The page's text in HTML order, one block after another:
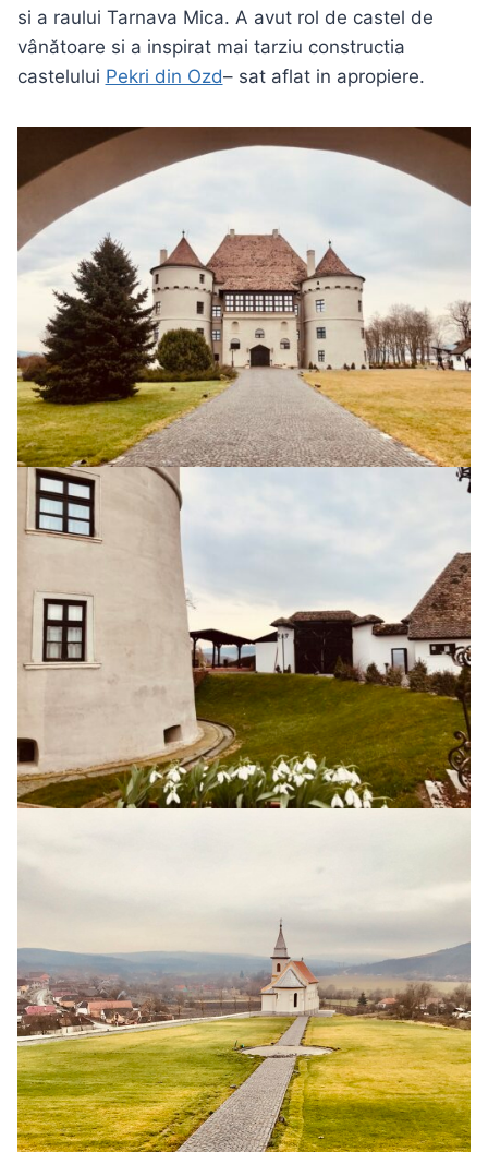
si a raului Tarnava Mica. A avut rol de castel de
vânătoare si a inspirat mai tarziu constructia
castelului Pekri din Ozd– sat aflat in apropiere.